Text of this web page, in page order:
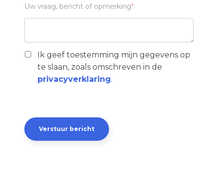
Uw vraag, bericht of opmerking
Ik geef toestemming mijn gegevens op
te slaan, zoals omschreven in de
privacyverklaring.